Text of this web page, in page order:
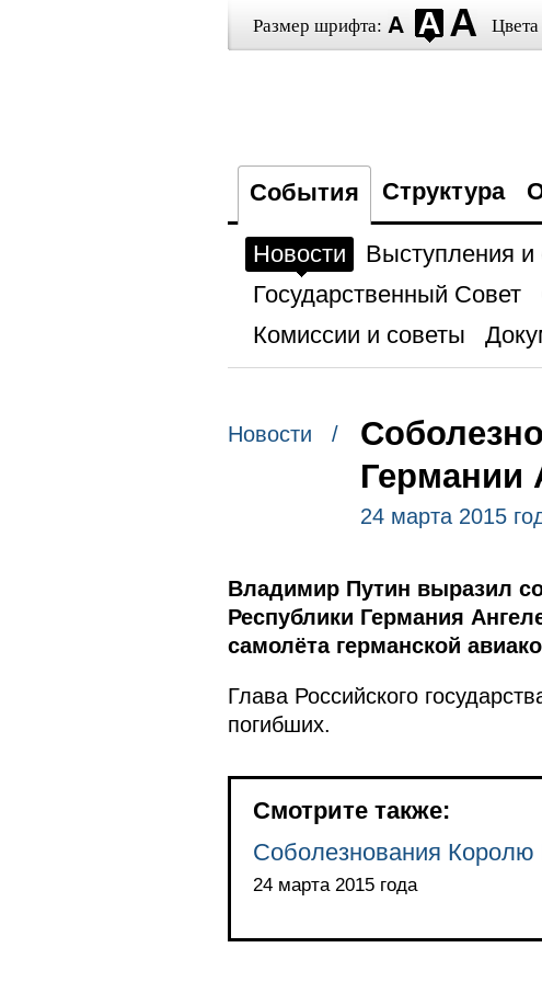
Размер шрифта: Цвета
События Структура
Новости Выступления
Государственный Совет
Комиссии и советы
Новости /
Германии
24 марта 2015
Владимир Путин выразил
Республики Германия
самолёта германской
Глава Российского
погибших.
Смотрите также:
Соболезнования
24 марта 2015 года